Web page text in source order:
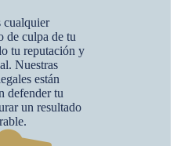
cualquier
de culpa de tu
tu reputación y
Nuestras
están
defender tu
un resultado